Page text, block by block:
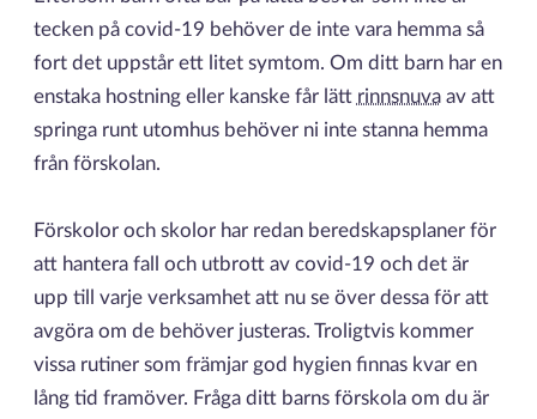
tecken på covid-19 behöver de inte vara hemma så
fort det uppstår ett litet symtom. Om ditt barn har en
enstaka hostning eller kanske får lätt rinnsnuvaav att
springa runt utomhus behöver ni inte stanna hemma
från förskolan.
Förskolor och skolor har redan beredskapsplaner för
att hantera fall och utbrott av covid-19 och det är
upp till varje verksamhet att nu se över dessa för att
avgöra om de behöver justeras. Troligtvis kommer
vissa rutiner som främjar god hygien finnas kvar en
lång tid framöver. Fråga ditt barns förskola om du är